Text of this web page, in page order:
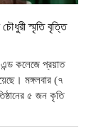
স্মৃতি বৃত্তি
কলেজে প্রয়াত
মঙ্গলবার (৭
৫ জন কৃতি